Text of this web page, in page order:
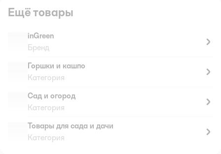
Ещё товары
inGreen
Бренд
Горшки и кашпо
Категория
Сад и огород
Категория
Товары для сада и дачи
Категория